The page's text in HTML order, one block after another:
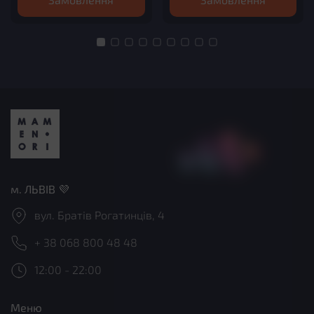
м. ЛЬВІВ 💜
вул. Братів Рогатинців, 4
+ 38 068 800 48 48
12:00 - 22:00
Меню